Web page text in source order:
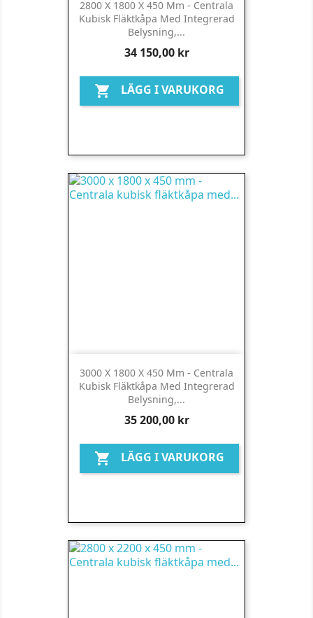
2800 X 1800 X 450 Mm - Centrala
Kubisk Fläktkåpa Med Integrerad
Belysning,...
Pris
34 150,00 kr
 LÄGG I VARUKORG
3000 X 1800 X 450 Mm - Centrala
Kubisk Fläktkåpa Med Integrerad
Belysning,...
Pris
35 200,00 kr
 LÄGG I VARUKORG